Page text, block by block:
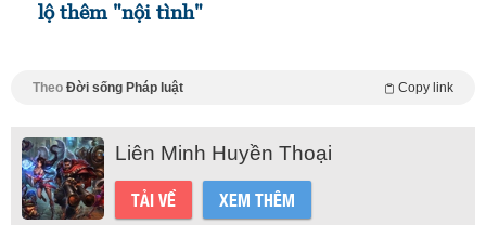
lộ thêm "nội tình"
Theo Đời sống Pháp luật Copy link
Liên Minh Huyền Thoại
TẢI VỀ XEM THÊM